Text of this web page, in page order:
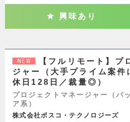
興味あり
NEW
【フルリモート】プ
ジャー（大手プライム案件
休日128日／裁量◎）
プロジェクトマネージャー（パ
ア系）
株式会社ボスコ・テクノロジーズ